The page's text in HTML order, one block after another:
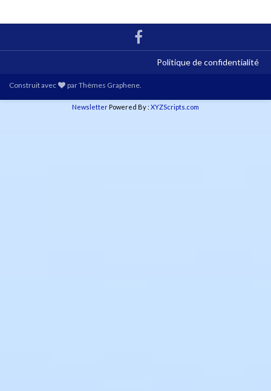
Politique de confidentialité
Construit avec parThèmes Graphene
NewsletterPowered By : XYZScripts.com